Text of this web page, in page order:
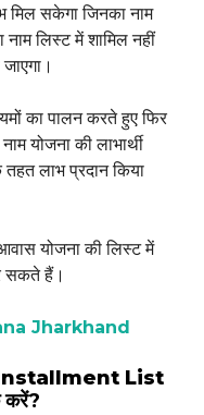
मिल सकेगा जिनका नाम
लिस्ट में शामिल नहीं
का पालन करते हुए फिर
योजना की लाभार्थी
लाभ प्रदान किया
योजना की लिस्ट में
सकते हैं।
Jharkhand
List